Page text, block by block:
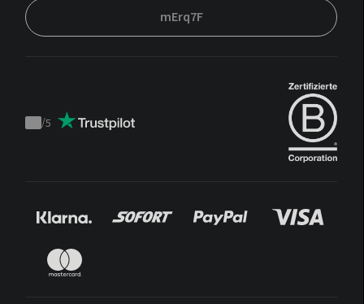
mErq7F
Trustpilot
/5